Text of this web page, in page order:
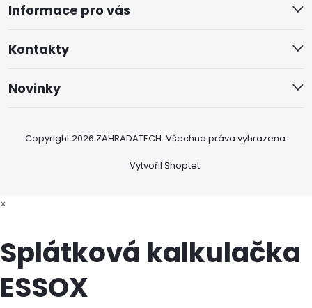
Informace pro vás
Kontakty
Novinky
Vytvořil Shoptet
Copyright 2026 ZAHRADATECH. Všechna práva vyhrazena.
×
Splátková kalkulačka
ESSOX